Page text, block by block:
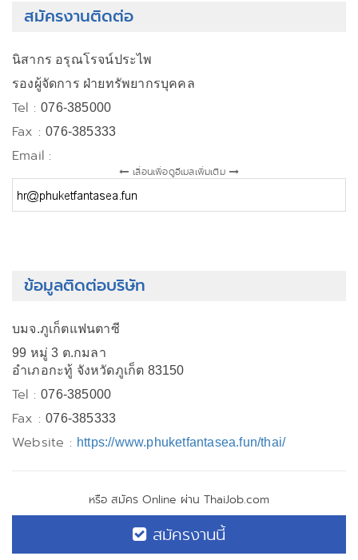
สมัครงานติดต่อ
นิสากร อรุณโรจน์ประไพ
รองผู้จัดการ ฝ่ายทรัพยากรบุคคล
Tel :076-385000
Fax :076-385333
Email :
เลื่อนเพื่อดูอีเมลเพิ่มเติม
ข้อมูลติดต่อบริษัท
บมจ.ภูเก็ตแฟนตาซี
99 หมู่ 3 ต.กมลา
อำเภอกะทู้ จังหวัดภูเก็ต 83150
Tel :076-385000
Fax :076-385333
Website : https://www.phuketfantasea.fun/thai/
หรือ สมัคร Online ผ่าน ThaiJob.com
สมัครงานนี้